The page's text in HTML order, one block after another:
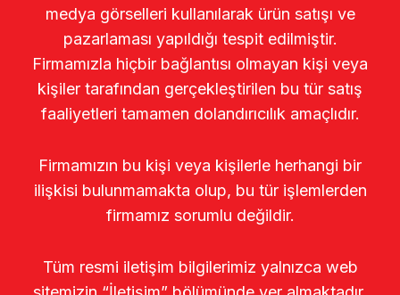
medya görselleri kullanılarak ürün satışı ve
pazarlaması yapıldığı tespit edilmiştir.
Firmamızla hiçbir bağlantısı olmayan kişi veya
kişiler tarafından gerçekleştirilen bu tür satış
faaliyetleri tamamen dolandırıcılık amaçlıdır.
Firmamızın bu kişi veya kişilerle herhangi bir
ilişkisi bulunmamakta olup, bu tür işlemlerden
firmamız sorumlu değildir.
Tüm resmi iletişim bilgilerimiz yalnızca web